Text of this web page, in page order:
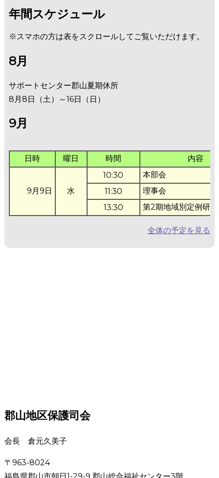
年間スケジュール
※スマホの方は表をスクロールしてご覧いただけます。
8月
サポートセンター郡山夏期休所
8月8日（土）～16日（日）
9月
日時 曜日 時間 内容
9月9日 水
10:30
本部会
11:30
理事会
13:30
第2期地域別定例研
全体の予定を見る
郡山地区保護司会
会長 倉元久美子
〒963-8024